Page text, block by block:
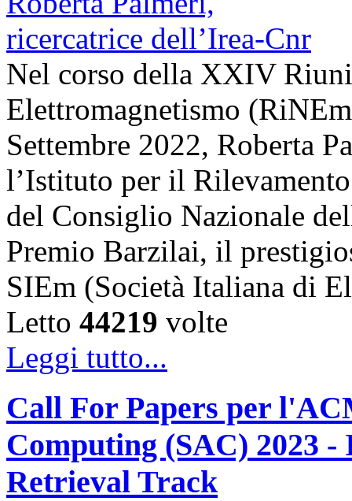
Nel corso della XXIV
Elettromagnetismo
Settembre 2022, Roberta
l’Istituto per il
del Consiglio Nazionale
Premio Barzilai, il
SIEm (Società Italiana di
Letto 44219 volte
Leggi tutto...
Call For Papers per
Computing (SAC) 2023
Retrieval Track